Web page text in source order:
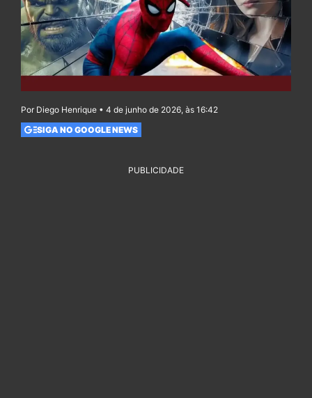
Por Diego Henrique • 4 de junho de 2026, às 16:42
SIGA NO GOOGLE NEWS
PUBLICIDADE